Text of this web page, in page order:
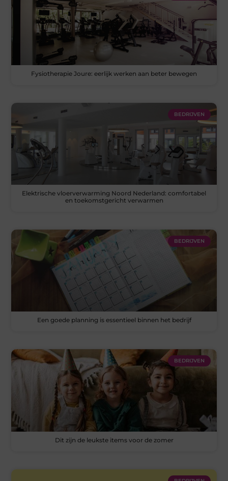
Fysiotherapie Joure: eerlijk werken aan beter bewegen
BEDRIJVEN
Elektrische vloerverwarming Noord Nederland: comfortabel
en toekomstgericht verwarmen
BEDRIJVEN
Een goede planning is essentieel binnen het bedrijf
BEDRIJVEN
Dit zijn de leukste items voor de zomer